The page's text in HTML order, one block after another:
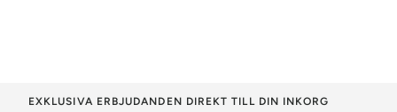
EXKLUSIVA ERBJUDANDEN DIREKT TILL DIN INKORG